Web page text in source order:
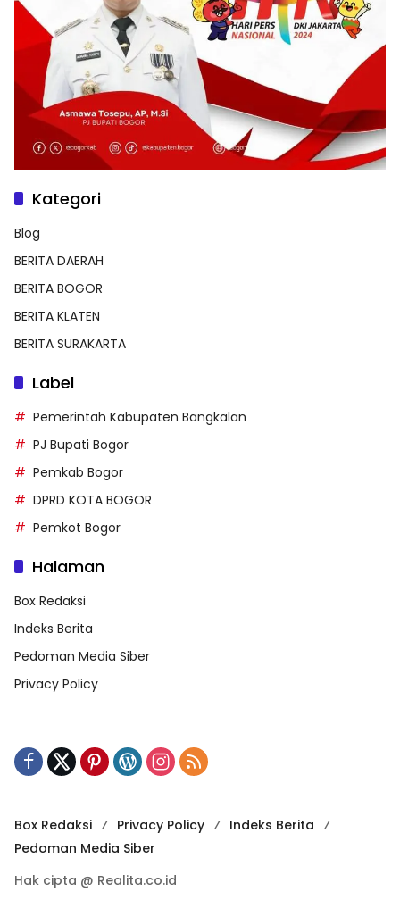
Kategori
Blog
BERITA DAERAH
BERITA BOGOR
BERITA KLATEN
BERITA SURAKARTA
Label
Pemerintah Kabupaten Bangkalan
PJ Bupati Bogor
Pemkab Bogor
DPRD KOTA BOGOR
Pemkot Bogor
Halaman
Box Redaksi
Indeks Berita
Pedoman Media Siber
Privacy Policy
Box Redaksi Privacy Policy
Indeks Berita
Pedoman Media Siber
Hak cipta @ Realita.co.id